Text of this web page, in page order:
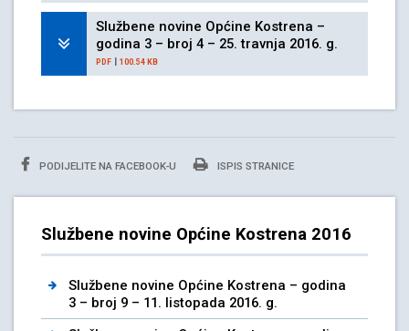
Službene novine Općine Kostrena –
godina 3 – broj 4 – 25. travnja 2016. g.
PDF | 100.54 KB
PODIJELITE NA FACEBOOK-U ISPIS STRANICE
Službene novine Općine Kostrena 2016
Službene novine Općine Kostrena – godina
3 – broj 9 – 11. listopada 2016. g.